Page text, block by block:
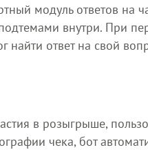
модуль ответов
внутри. При
найти ответ на свой
в розыгрыше,
чека, бот